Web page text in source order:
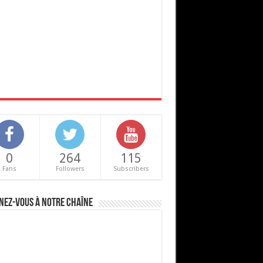
0
Fans
264
Followers
115
Subscribers
vous à notre chaîne